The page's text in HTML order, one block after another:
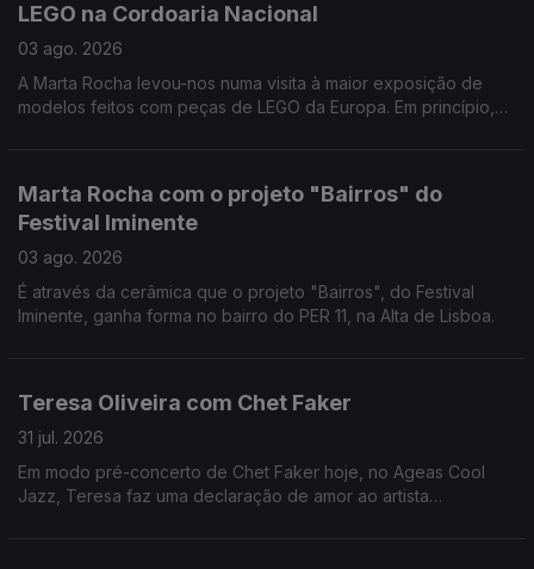
LEGO na Cordoaria Nacional
03 ago. 2026
A Marta Rocha levou-nos numa visita à maior exposição de
modelos feitos com peças de LEGO da Europa. Em princípio,
espreitar.
Marta Rocha com o projeto "Bairros" do
Festival Iminente
03 ago. 2026
É através da cerâmica que o projeto "Bairros", do Festival
Iminente, ganha forma no bairro do PER 11, na Alta de Lisboa.
Teresa Oliveira com Chet Faker
31 jul. 2026
Em modo pré-concerto de Chet Faker hoje, no Ageas Cool
Jazz, Teresa faz uma declaração de amor ao artista